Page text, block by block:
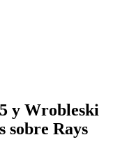
y Wrobleski
sobre Rays